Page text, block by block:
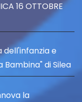
16 OTTOBRE
dell'infanzia e
di Silea
la